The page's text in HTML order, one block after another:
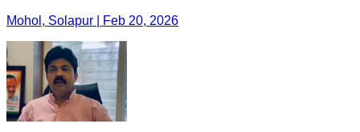
Mohol, Solapur | Feb 20, 2026